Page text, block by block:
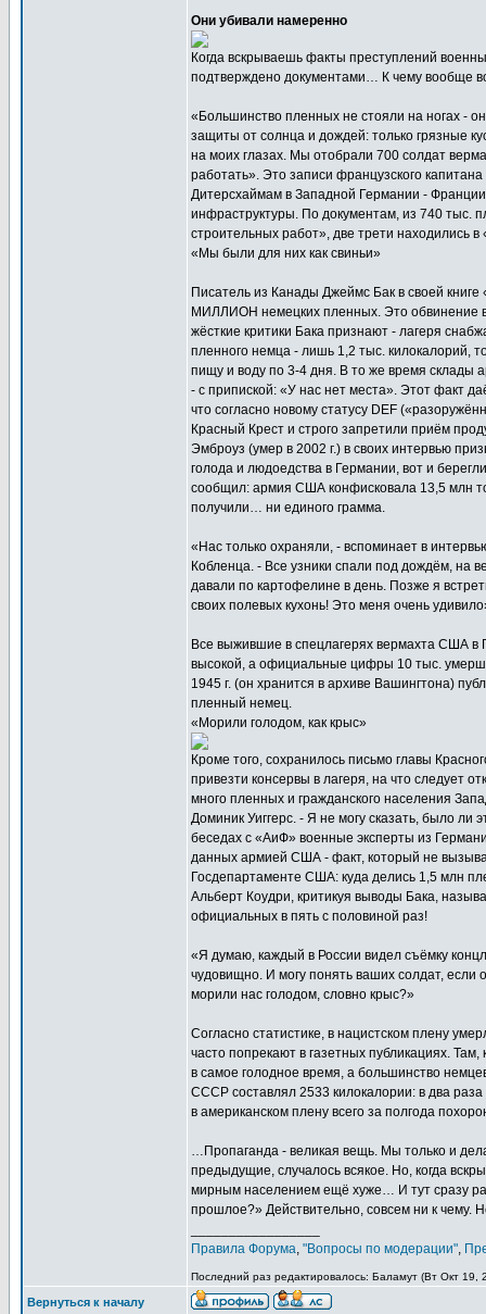
Они убивали намеренно
Когда вскрываешь факты преступлений
подтверждено документами… К чему вообще
«Большинство пленных не стояли на ногах -
защиты от солнца и дождей: только грязные
на моих глазах. Мы отобрали 700 солдат
работать». Это записи французского
Дитерсхаймам в Западной Германии -
инфраструктуры. По документам, из 740 тыс.
строительных работ», две трети находились
«Мы были для них как свиньи»
Писатель из Канады Джеймс Бак в своей
МИЛЛИОН немецких пленных. Это обвинение
жёсткие критики Бака признают - лагеря
пленного немца - лишь 1,2 тыс. килокалорий,
пищу и воду по 3-4 дня. В то же время склады
- с припиской: «У нас нет места». Этот факт
что согласно новому статусу DEF
Красный Крест и строго запретили приём
Эмброуз (умер в 2002 г.) в своих интервью
голода и людоедства в Германии, вот и
сообщил: армия США конфисковала 13,5 млн
получили… ни единого грамма.
«Нас только охраняли, - вспоминает в
Кобленца. - Все узники спали под дождём, на
давали по картофелине в день. Позже я
своих полевых кухонь! Это меня очень
Все выжившие в спецлагерях вермахта США в
высокой, а официальные цифры 10 тыс.
1945 г. (он хранится в архиве Вашингтона)
пленный немец.
«Морили голодом, как крыс»
Кроме того, сохранилось письмо главы
привезти консервы в лагеря, на что следует
много пленных и гражданского населения
Доминик Уиггерс. - Я не могу сказать, было
беседах с «АиФ» военные эксперты из
данных армией США - факт, который не
Госдепартаменте США: куда делись 1,5 млн
Альберт Коудри, критикуя выводы Бака,
официальных в пять с половиной раз!
«Я думаю, каждый в России видел съёмку
чудовищно. И могу понять ваших солдат,
морили нас голодом, словно крыс?»
Согласно статистике, в нацистском плену
часто попрекают в газетных публикациях.
в самое голодное время, а большинство
СССР составлял 2533 килокалории: в два
в американском плену всего за полгода
…Пропаганда - великая вещь. Мы только и
предыдущие, случалось всякое. Но, когда
мирным населением ещё хуже… И тут сразу
прошлое?» Действительно, совсем ни к чему.
Правила Форума, "Вопросы по модерации",
Последний раз редактировалось: Баламут (Вт Окт 19,
Вернуться к началу